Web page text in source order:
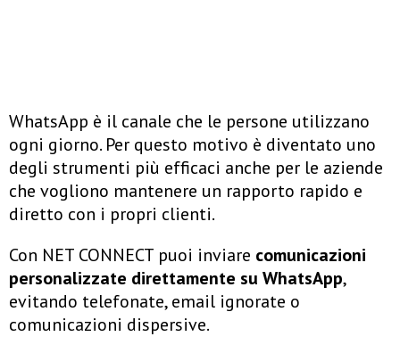
WhatsApp è il canale che le persone utilizzano
ogni giorno. Per questo motivo è diventato uno
degli strumenti più efficaci anche per le aziende
che vogliono mantenere un rapporto rapido e
diretto con i propri clienti.
Con NET CONNECT puoi inviare comunicazioni
personalizzate direttamente su WhatsApp,
evitando telefonate, email ignorate o
comunicazioni dispersive.